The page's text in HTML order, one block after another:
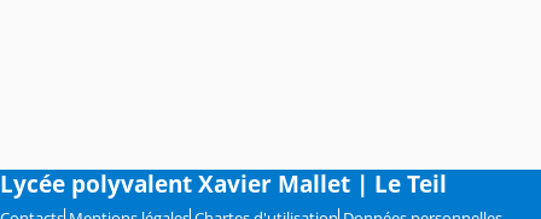
Lycée polyvalent Xavier Mallet | Le Teil